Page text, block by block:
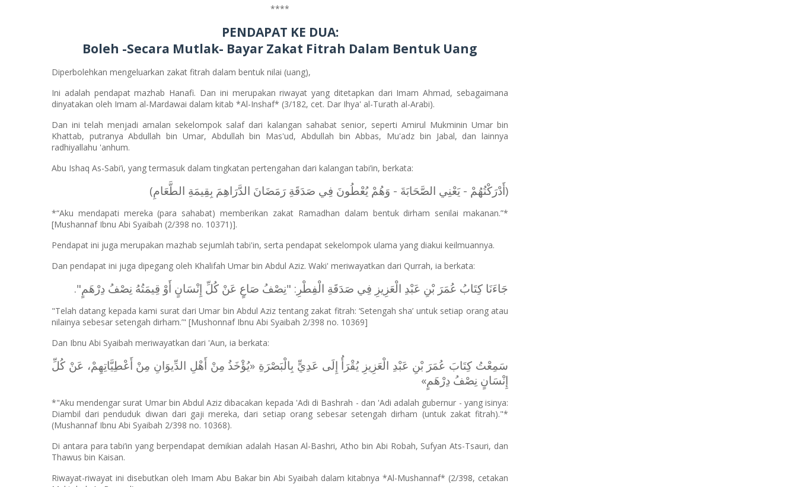
****
PENDAPAT KE DUA:
Boleh -Secara Mutlak- Bayar Zakat Fitrah Dalam Bentuk Uang
Diperbolehkan mengeluarkan zakat fitrah dalam bentuk nilai (uang),
Ini adalah pendapat mazhab Hanafi. Dan ini merupakan riwayat yang ditetapkan dari Imam Ahmad, sebagaimana
dinyatakan oleh Imam al-Mardawai dalam kitab *Al-Inshaf* (3/182, cet. Dar Ihya' al-Turath al-Arabi).
Dan ini telah menjadi amalan sekelompok salaf dari kalangan sahabat senior, seperti Amirul Mukminin Umar bin
Khattab, putranya Abdullah bin Umar, Abdullah bin Mas'ud, Abdullah bin Abbas, Mu'adz bin Jabal, dan lainnya
radhiyallahu 'anhum.
Abu Ishaq As-Sabi’i, yang termasuk dalam tingkatan pertengahan dari kalangan tabi’in, berkata:
(أَدْرَكْتُهُمْ - يَعْنِي الصَّحَابَةَ - وَهُمْ يُعْطُونَ فِي صَدَقَةِ رَمَضَانَ الدَّرَاهِمَ بِقِيمَةِ الطَّعَامِ)
*“Aku mendapati mereka (para sahabat) memberikan zakat Ramadhan dalam bentuk dirham senilai makanan.”*
[Mushannaf Ibnu Abi Syaibah (2/398 no. 10371)].
Pendapat ini juga merupakan mazhab sejumlah tabi'in, serta pendapat sekelompok ulama yang diakui keilmuannya.
Dan pendapat ini juga dipegang oleh Khalifah Umar bin Abdul Aziz. Waki' meriwayatkan dari Qurrah, ia berkata:
جَاءَنَا كِتَابُ عُمَرَ بْنِ عَبْدِ الْعَزِيزِ فِي صَدَقَةِ الْفِطْرِ: "نِصْفُ صَاعٍ عَنْ كُلِّ إِنْسَانٍ أَوْ قِيمَتُهُ نِصْفُ دِرْهَمٍ".
"Telah datang kepada kami surat dari Umar bin Abdul Aziz tentang zakat fitrah: ‘Setengah sha’ untuk setiap orang atau
nilainya sebesar setengah dirham.’" [Mushonnaf Ibnu Abi Syaibah 2/398 no. 10369]
Dan Ibnu Abi Syaibah meriwayatkan dari 'Aun, ia berkata:
سَمِعْتُ ‌كِتَابَ ‌عُمَرَ ‌بْنِ ‌عَبْدِ ‌الْعَزِيزِ ‌يُقْرَأُ إِلَى عَدِيٍّ بِالْبَصْرَةِ «يُؤْخَذُ مِنْ أَهْلِ الدِّيوَانِ مِنْ أَعْطِيَّاتِهِمْ، عَنْ كُلِّ
إِنْسَانٍ نِصْفُ دِرْهَمٍ»
*"Aku mendengar surat Umar bin Abdul Aziz dibacakan kepada 'Adi di Bashrah - dan 'Adi adalah gubernur - yang isinya:
Diambil dari penduduk diwan dari gaji mereka, dari setiap orang sebesar setengah dirham (untuk zakat fitrah)."*
(Mushannaf Ibnu Abi Syaibah 2/398 no. 10368).
Di antara para tabi’in yang berpendapat demikian adalah Hasan Al-Bashri, Atho bin Abi Robah, Sufyan Ats-Tsauri, dan
Thawus bin Kaisan.
Riwayat-riwayat ini disebutkan oleh Imam Abu Bakar bin Abi Syaibah dalam kitabnya *Al-Mushannaf* (2/398, cetakan